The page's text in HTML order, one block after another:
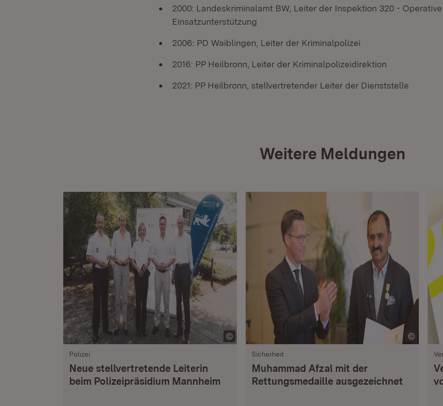
2000: Landeskriminalamt BW, Leiter der Inspektion 320 - Operative
Einsatzunterstützung
2006: PD Waiblingen, Leiter der Kriminalpolizei
2016: PP Heilbronn, Leiter der Kriminalpolizeidirektion
2021: PP Heilbronn, stellvertretender Leiter der Dienststelle
Weitere Meldungen
Polizei
Neue stellvertretende Leiterin
beim Polizeipräsidium Mannheim
Sicherheit
Muhammad Afzal mit der
Rettungsmedaille ausgezeichnet